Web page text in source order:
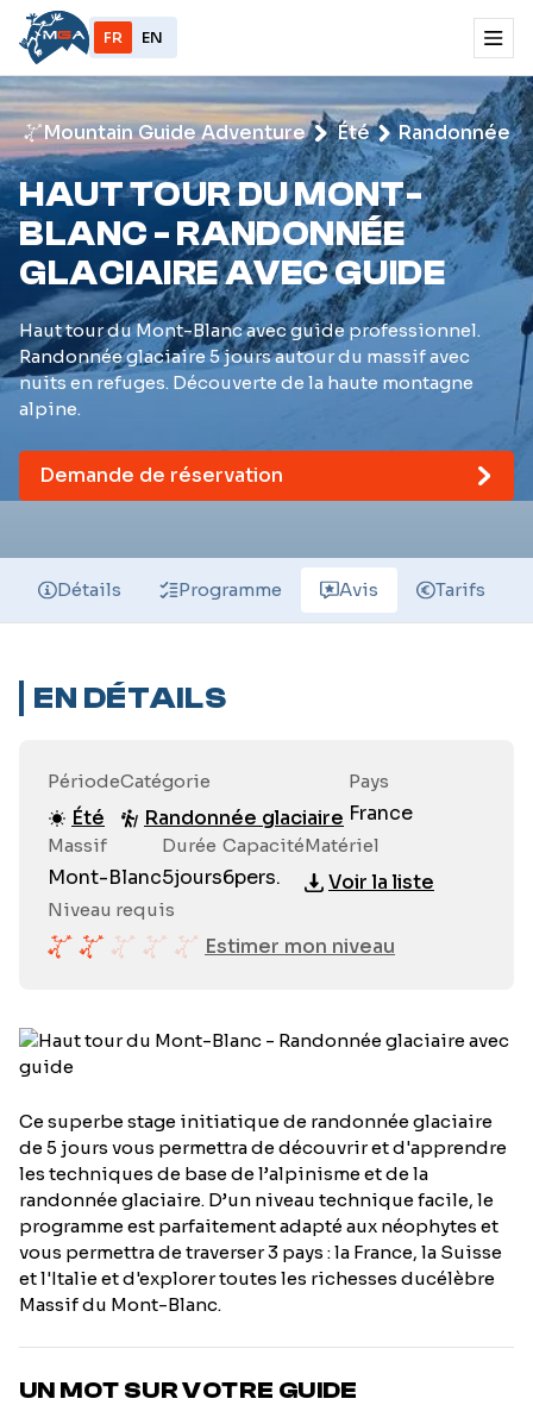
FR EN
Mountain Guide Adventure Été Randonnée
HAUT TOUR DU MONT-
BLANC - RANDONNÉE
GLACIAIRE AVEC GUIDE
Haut tour du Mont-Blanc avec guide professionnel.
Randonnée glaciaire 5 jours autour du massif avec
nuits en refuges. Découverte de la haute montagne
alpine.
Demande de réservation
Détails Programme Avis Tarifs
EN DÉTAILS
Période
Été
Catégorie
Randonnée glaciaire
Pays
France
Massif
Mont-Blanc
Durée
5jours
Capacité
6pers.
Matériel
Voir la liste
Niveau requis
Estimer mon niveau
Ce superbe stage initiatique de randonnée glaciaire
de 5 jours vous permettra de découvrir et d'apprendre
les techniques de base de l’alpinisme et de la
randonnée glaciaire. D’un niveau technique facile, le
programme est parfaitement adapté aux néophytes et
vous permettra de traverser 3 pays : la France, la Suisse
et l'Italie et d'explorer toutes les richesses ducélèbre
Massif du Mont-Blanc.
UN MOT SUR VOTRE GUIDE